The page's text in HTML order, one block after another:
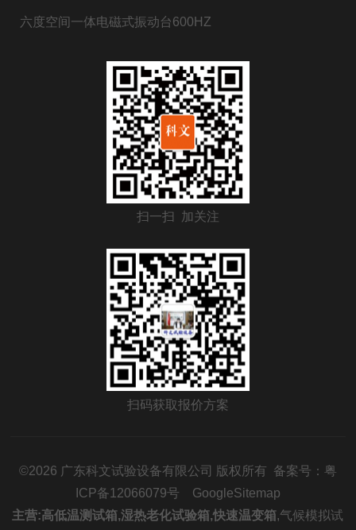
六度空间一体电磁式振动台600HZ
扫一扫 加关注
扫码获取报价方案
©2026 广东科文试验设备有限公司 版权所有 备案号： 粤
ICP备12066079号
GoogleSitemap
主营:高低温测试箱,湿热老化试验箱,快速温变箱,气候模拟试